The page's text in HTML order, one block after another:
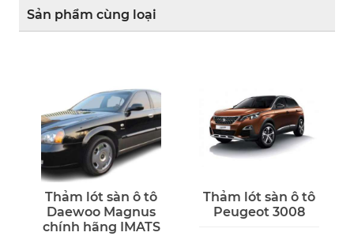
Sản phẩm cùng loại
Thảm lót sàn ô tô
Daewoo Magnus
chính hãng IMATS
Thảm lót sàn ô tô
Peugeot 3008